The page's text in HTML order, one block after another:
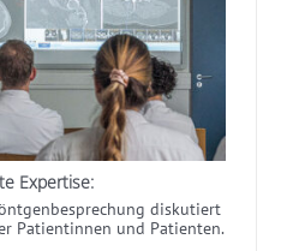
Expertise:
diskutiert
Patientinnen und Patienten.